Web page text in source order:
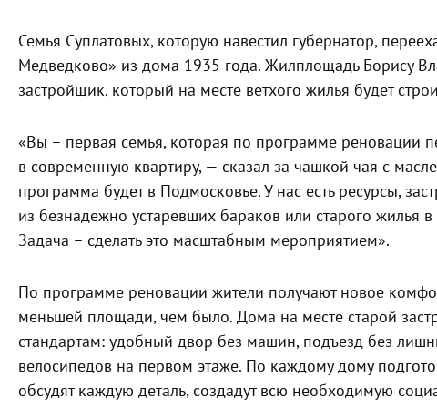
Семья Суплатовых, которую навестил губернатор,
Медведково» из дома 1935 года. Жилплощадь Борису
застройщик, который на месте ветхого жилья будет
«Вы – первая семья, которая по программе реновации
в современную квартиру, — сказал за чашкой чая с
программа будет в Подмосковье. У нас есть ресурсы,
из безнадежно устаревших бараков или старого жилья
Задача – сделать это масштабным мероприятием».
По программе реновации жители получают новое
меньшей площади, чем было. Дома на месте старой
стандартам: удобный двор без машин, подъезд без
велосипедов на первом этаже. По каждому дому
обсудят каждую деталь, создадут всю необходимую